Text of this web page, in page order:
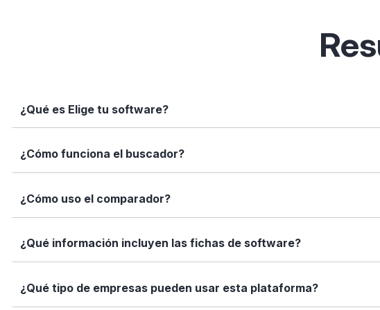
¿Qué es Elige tu software?
Elige tu software es una plataforma independiente que te permite
informadas con datos reales, fichas completas y herramientas de
¿Cómo funciona el buscador?
Simplemente escribe el nombre del software, una función que
encajan con tus necesidades.
¿Cómo uso el comparador?
Marca los softwares que te interesan y haz clic en "Comparar". Verás
Así puedes ver de forma rápida cuál se adapta mejor a tu caso.
¿Qué información incluyen las fichas de software?
Cada ficha incluye una descripción detallada, funciones principales,
valoraciones de usuarios. Queremos que tengas toda la información
¿Qué tipo de empresas pueden usar esta plataforma?